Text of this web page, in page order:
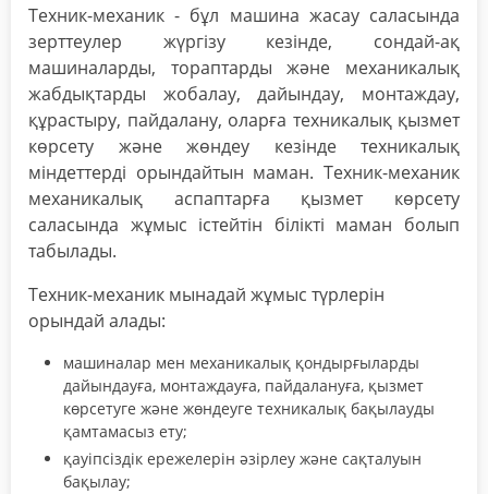
Техник-механик - бұл машина жасау саласында
зерттеулер жүргізу кезінде, сондай-ақ
машиналарды, тораптарды және механикалық
жабдықтарды жобалау, дайындау, монтаждау,
құрастыру, пайдалану, оларға техникалық қызмет
көрсету және жөндеу кезінде техникалық
міндеттерді орындайтын маман. Техник-механик
механикалық аспаптарға қызмет көрсету
саласында жұмыс істейтін білікті маман болып
табылады.
Техник-механик мынадай жұмыс түрлерін
орындай алады:
машиналар мен механикалық қондырғыларды
дайындауға, монтаждауға, пайдалануға, қызмет
көрсетуге және жөндеуге техникалық бақылауды
қамтамасыз ету;
қауіпсіздік ережелерін әзірлеу және сақталуын
бақылау;